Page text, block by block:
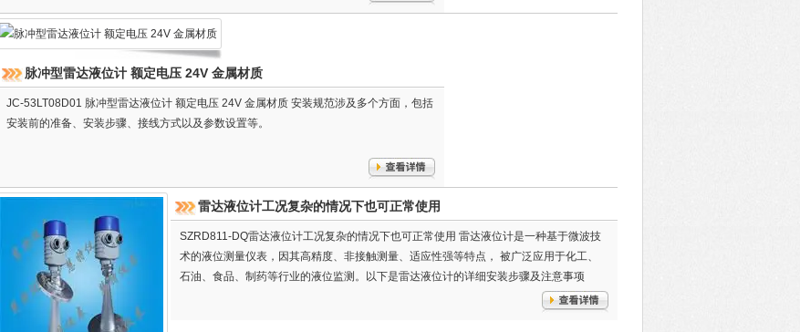
脉冲型雷达液位计 额定电压 24V 金属材质
JC-53LT08D01 脉冲型雷达液位计 额定电压 24V 金属材质 安装规范涉及多个方面，包括
安装前的准备、安装步骤、接线方式以及参数设置等。
雷达液位计工况复杂的情况下也可正常使用
SZRD811-DQ雷达液位计工况复杂的情况下也可正常使用 雷达液位计是一种基于微波技
术的液位测量仪表，因其高精度、非接触测量、适应性强等特点， 被广泛应用于化工、
石油、食品、制药等行业的液位监测。以下是雷达液位计的详细安装步骤及注意事项